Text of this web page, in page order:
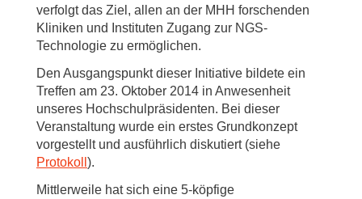
verfolgt das Ziel, allen an der MHH forschenden
Kliniken und Instituten Zugang zur NGS-
Technologie zu ermöglichen.
Den Ausgangspunkt dieser Initiative bildete ein
Treffen am 23. Oktober 2014 in Anwesenheit
unseres Hochschulpräsidenten. Bei dieser
Veranstaltung wurde ein erstes Grundkonzept
vorgestellt und ausführlich diskutiert (siehe
Protokoll ).
Mittlerweile hat sich eine 5-köpfige